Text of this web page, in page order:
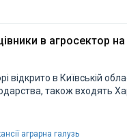
в агросектор
відкрито в Київській
також входять
аграрна галузь